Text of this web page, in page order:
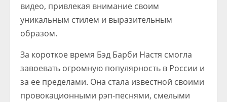
видео, привлекая внимание своим
уникальным стилем и выразительным
образом.
За короткое время Бэд Барби Настя смогла
завоевать огромную популярность в России и
за ее пределами. Она стала известной своими
провокационными рэп-песнями, смелыми